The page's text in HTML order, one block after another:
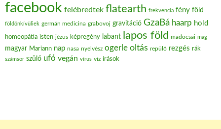
facebook felébredtek flatearth frekvencia fény föld
földönkívüliek germán medicina grabovoj gravitáció GzaBá haarp hold
homeopátia isten jézus képregény labant lapos föld madocsai mag
magyar Mariann nap nasa nyelvész ogerle oltás repülő rezgés rák
számsor szülő ufó vegán vírus víz írások